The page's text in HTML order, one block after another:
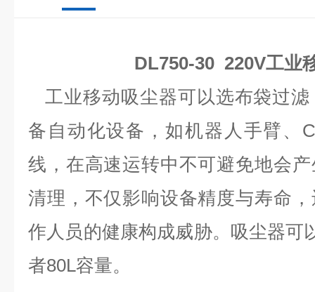
DL750-30 220V工业
工业移动吸尘器可以选布袋过
备自动化设备，如机器人手臂、
线，在高速运转中不可避免地会
清理，不仅影响设备精度与寿命
作人员的健康构成威胁。吸尘器可
者80L容量。